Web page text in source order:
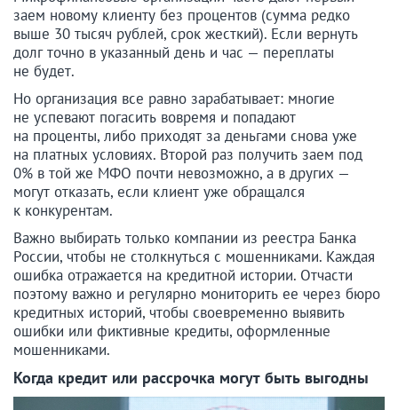
заем новому клиенту без процентов (сумма редко
выше 30 тысяч рублей, срок жесткий). Если вернуть
долг точно в указанный день и час — переплаты
не будет.
Но организация все равно зарабатывает: многие
не успевают погасить вовремя и попадают
на проценты, либо приходят за деньгами снова уже
на платных условиях. Второй раз получить заем под
0% в той же МФО почти невозможно, а в других —
могут отказать, если клиент уже обращался
к конкурентам.
Важно выбирать только компании из реестра Банка
России, чтобы не столкнуться с мошенниками. Каждая
ошибка отражается на кредитной истории. Отчасти
поэтому важно и регулярно мониторить ее через бюро
кредитных историй, чтобы своевременно выявить
ошибки или фиктивные кредиты, оформленные
мошенниками.
Когда кредит или рассрочка могут быть выгодны